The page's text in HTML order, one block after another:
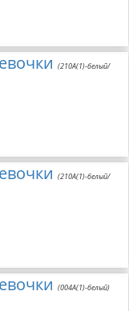
(210A(1)-белый/
(210A(1)-белый/
(004A(1)-белый)